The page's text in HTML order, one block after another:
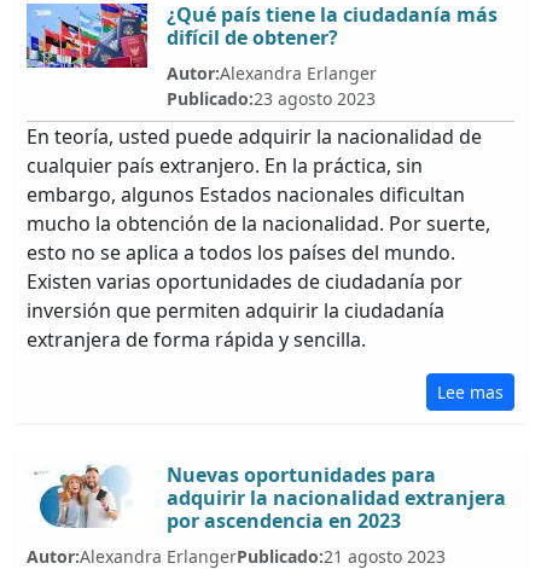
¿Qué país tiene la ciudadanía más
difícil de obtener?
Autor:Alexandra Erlanger
Publicado:23 agosto 2023
En teoría, usted puede adquirir la nacionalidad de
cualquier país extranjero. En la práctica, sin
embargo, algunos Estados nacionales dificultan
mucho la obtención de la nacionalidad. Por suerte,
esto no se aplica a todos los países del mundo.
Existen varias oportunidades de ciudadanía por
inversión que permiten adquirir la ciudadanía
extranjera de forma rápida y sencilla.
Lee mas
Nuevas oportunidades para
adquirir la nacionalidad extranjera
por ascendencia en 2023
Autor:Alexandra ErlangerPublicado:21 agosto 2023